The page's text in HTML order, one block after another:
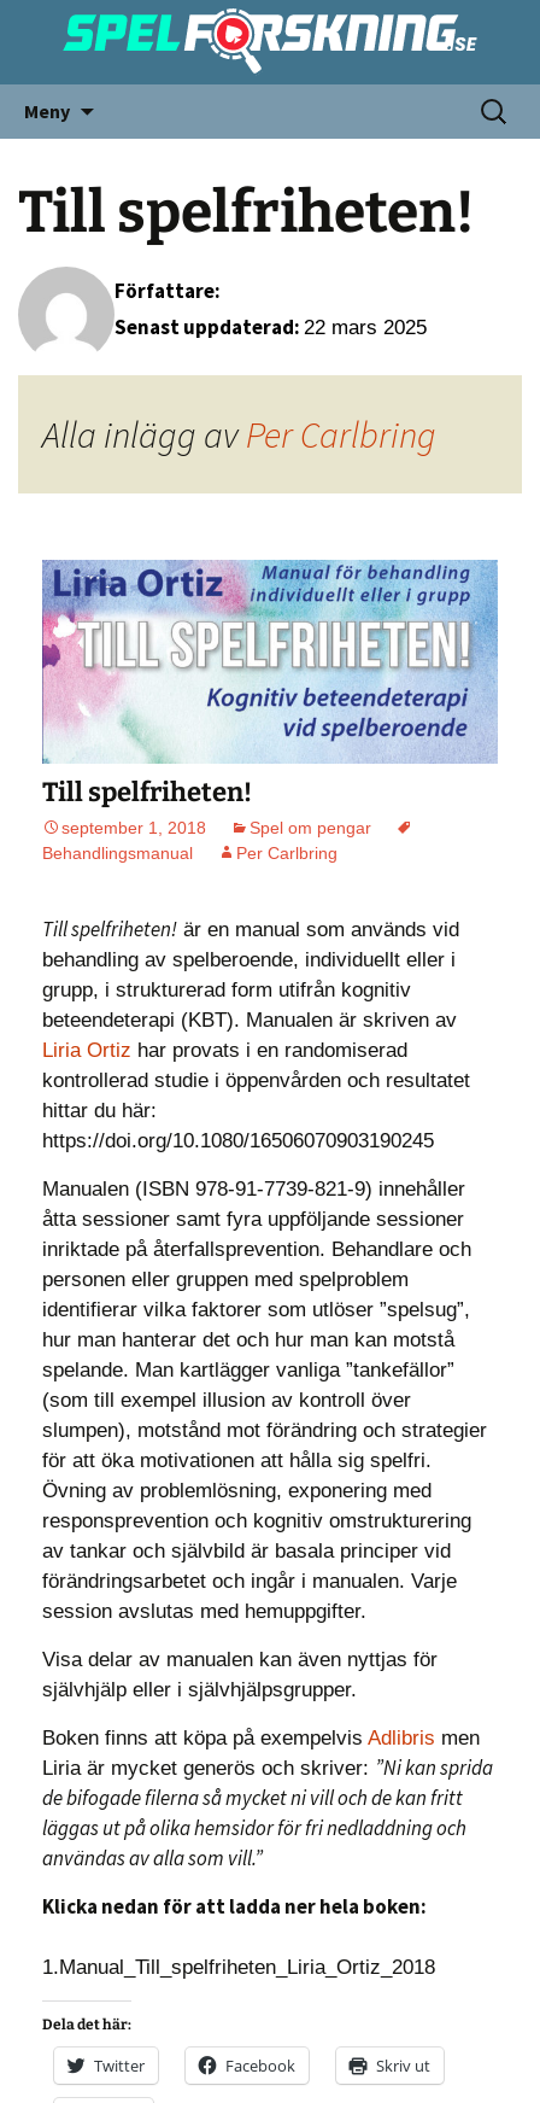
Meny
Till spelfriheten!
Författare:
Senast uppdaterad: 22 mars 2025
Alla inlägg avPer Carlbring
Till spelfriheten!
september 1, 2018
Spel om pengar
Behandlingsmanual
Per Carlbring
Till spelfriheten! är en manual som används vid
behandling av spelberoende, individuellt eller i
grupp, i strukturerad form utifrån kognitiv
beteendeterapi (KBT). Manualen är skriven av
Liria Ortiz har provats i en randomiserad
kontrollerad studie i öppenvården och resultatet
hittar du här:
https://doi.org/10.1080/16506070903190245
Manualen (ISBN 978-91-7739-821-9) innehåller
åtta sessioner samt fyra uppföljande sessioner
inriktade på återfallsprevention. Behandlare och
personen eller gruppen med spelproblem
identifierar vilka faktorer som utlöser ”spelsug”,
hur man hanterar det och hur man kan motstå
spelande. Man kartlägger vanliga ”tankefällor”
(som till exempel illusion av kontroll över
slumpen), motstånd mot förändring och strategier
för att öka motivationen att hålla sig spelfri.
Övning av problemlösning, exponering med
responsprevention och kognitiv omstrukturering
av tankar och självbild är basala principer vid
förändringsarbetet och ingår i manualen. Varje
session avslutas med hemuppgifter.
Visa delar av manualen kan även nyttjas för
självhjälp eller i självhjälpsgrupper.
Boken finns att köpa på exempelvis Adlibris men
Liria är mycket generös och skriver: ”Ni kan sprida
de bifogade filerna så mycket ni vill och de kan fritt
läggas ut på olika hemsidor för fri nedladdning och
användas av alla som vill.”
Klicka nedan för att ladda ner hela boken:
1.Manual_Till_spelfriheten_Liria_Ortiz_2018
Dela det här:
Twitter Facebook Skriv ut